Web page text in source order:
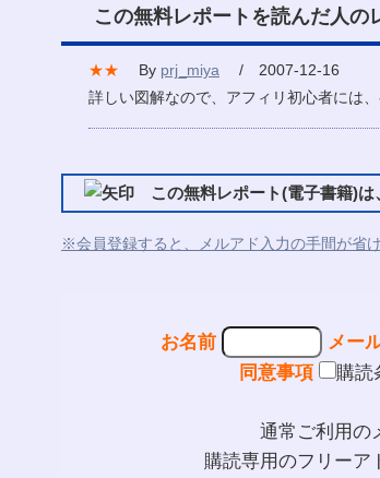
この無料レポートを読んだ人の
★★ By prj_miya / 2007-12-16
詳しい図解なので、アフィリ初心者には
この無料レポート(電子書籍)は
※会員登録すると、メルアド入力の手間が省
お名前
メー
同意事項
購読
通常ご利用の
購読専用のフリーア